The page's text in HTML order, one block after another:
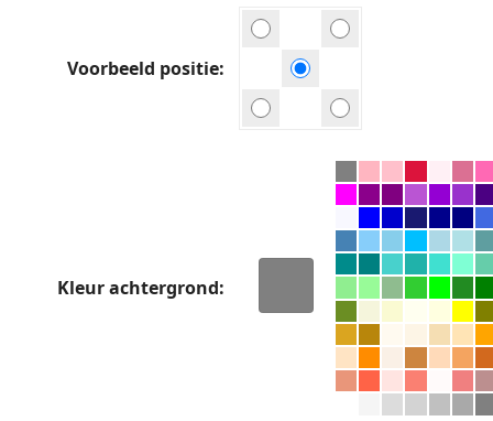
Voorbeeld positie
Kleur achtergrond